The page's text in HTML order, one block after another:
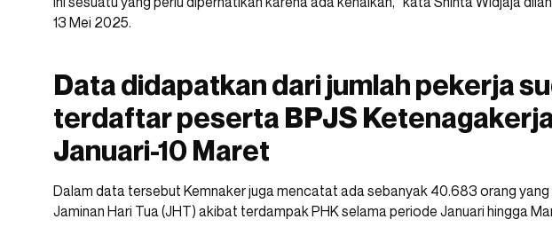
13 Mei 2025.
Data didapatkan dari jumlah pekerja
terdaftar peserta BPJS
Januari-10 Maret
Dalam data tersebut Kemnaker juga mencatat ada sebanyak 40.683 orang yang
Jaminan Hari Tua (JHT) akibat terdampak PHK selama periode Januari hingga